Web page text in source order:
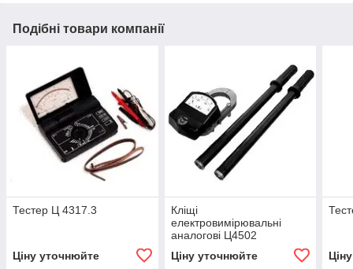
Подібні товари компанії
Тестер Ц 4317.3
Ціну уточнюйте
Кліщі
електровимірювальні
аналогові Ц4502
Ціну уточнюйте